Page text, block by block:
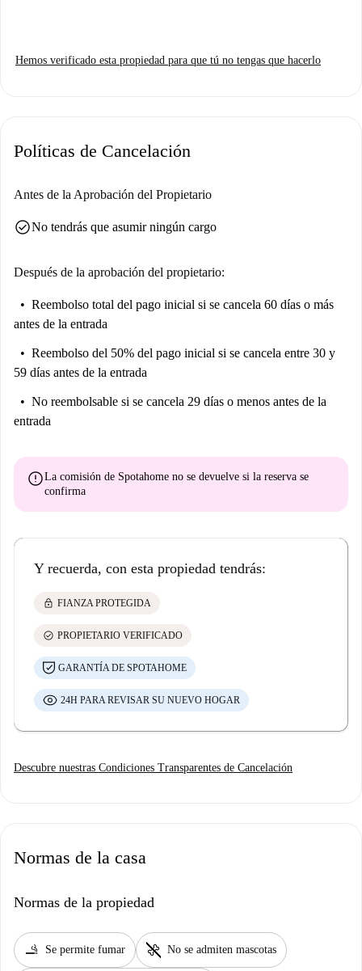
Hemos verificado esta propiedad para que tú no tengas que hacerlo
Políticas de Cancelación
Antes de la Aprobación del Propietario
check_circleNo tendrás que asumir ningún cargo
Después de la aprobación del propietario:
Reembolso total del pago inicial si se cancela 60 días o más
antes de la entrada
Reembolso del 50% del pago inicial si se cancela entre 30 y
59 días antes de la entrada
No reembolsable si se cancela 29 días o menos antes de la
entrada
errorLa comisión de Spotahome no se devuelve si la reserva se
confirma
Y recuerda, con esta propiedad tendrás:
lock FIANZA PROTEGIDA
check_circle PROPIETARIO VERIFICADO
GARANTÍA DE SPOTAHOME
24H PARA REVISAR SU NUEVO HOGAR
Descubre nuestras Condiciones Transparentes de Cancelación
Normas de la casa
Normas de la propiedad
smoking_rooms Se permite fumar pet_supplies No se admiten mascotas